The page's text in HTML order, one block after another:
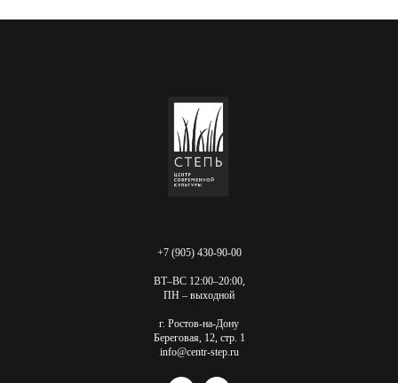
+7 (905) 430-90-00
ВТ–ВС 12:00–20:00,
ПН – выходной
г. Ростов-на-Дону
Береговая, 12, стр. 1
info@centr-step.ru